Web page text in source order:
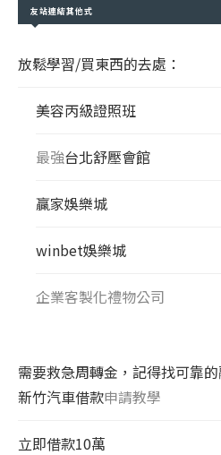
友站連結其他式
放鬆學習/買東西的去處：
美容丙級證照班
最強台北舒壓會館
贏家娛樂城
winbet娛樂城
企業客製化禮物公司
需要救急周轉金，記得找可靠
新竹汽車借款申請教學
立即借款10萬